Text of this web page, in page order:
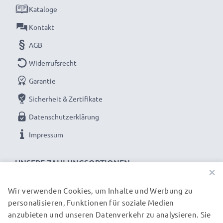
Jeder CELLONIC Akku wird streng geprüft, um
höchste Leistung und lange Lebensdauer zu
garantieren.
Jetzt bestellen – Schnelle Lieferung & 3 Jahren
Garantie!
UNSERE ZAHLUNGSOPTIONEN
Kataloge
Kontakt
AGB
Widerrufsrecht
Garantie
Sicherheit & Zertifikate
Datenschutzerklärung
Impressum
UNSERE VERSANDPARTNER
×
Wir verwenden Cookies, um Inhalte und Werbung zu
personalisieren, Funktionen für soziale Medien
anzubieten und unseren Datenverkehr zu analysieren. Sie